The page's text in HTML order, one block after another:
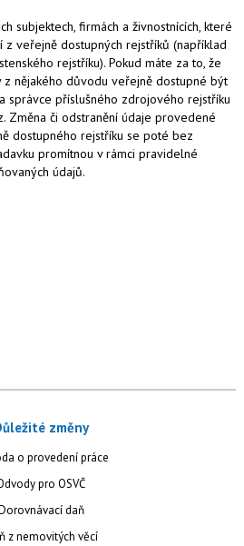
subjektech, firmách a živnostnících, které
veřejně dostupných rejstříků (například
rejstříku). Pokud máte za to, že
nějakého důvodu veřejně dostupné být
správce příslušného zdrojového rejstříku
Změna či odstranění údaje provedené
dostupného rejstříku se poté bez
promítnou v rámci pravidelné
údajů.
změny
o provedení práce
pro OSVČ
daň
z nemovitých věcí